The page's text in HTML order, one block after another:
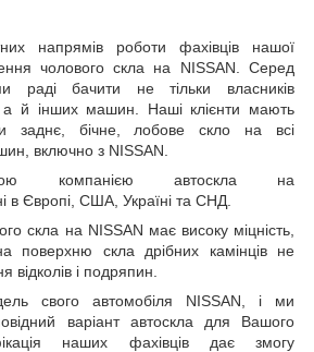
напрямів роботи фахівців нашої
чолового скла на NISSAN. Серед
раді бачити не тільки власників
а й інших машин. Наші клієнти мають
заднє, бічне, лобове скло на всі
включно з NISSAN.
компанією автоскла на
в Європі, США, Україні та СНД.
скла на NISSAN має високу міцність,
поверхню скла дрібних камінців не
відколів і подряпин.
свого автомобіля NISSAN, і ми
варіант автоскла для Вашого
наших фахівців дає змогу